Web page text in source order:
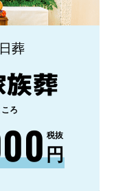
葬
ろ
円
税抜